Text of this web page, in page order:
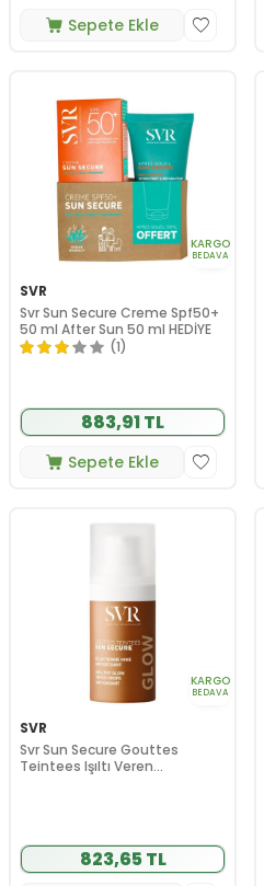
Sepete Ekle
KARGO
BEDAVA
SVR
Svr Sun Secure Creme Spf50+
50 ml After Sun 50 ml HEDİYE
(1)
883,91 TL
Sepete Ekle
KARGO
BEDAVA
SVR
Svr Sun Secure Gouttes
Teintees Işıltı Veren
823,65 TL